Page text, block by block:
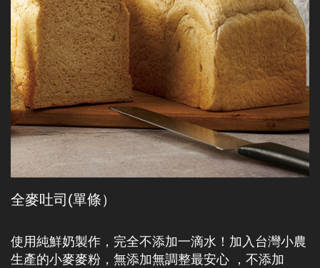
全麥吐司(單條）
使用純鮮奶製作，完全不添加一滴水！加入台灣小農
生產的小麥麥粉，無添加無調整最安心 ，不添加